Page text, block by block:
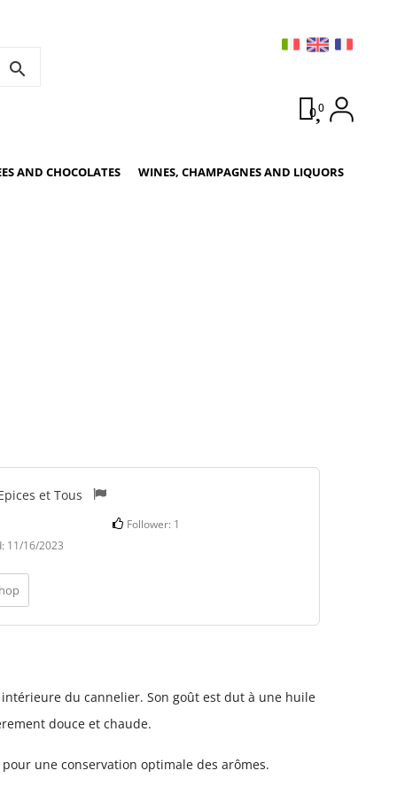
search
00
AND CHOCOLATES WINES, CHAMPAGNES AND LIQUORS
et Tous
Follower: 1
11/16/2023
du cannelier. Son goût est dut à une huile
douce et chaude.
une conservation optimale des arômes.